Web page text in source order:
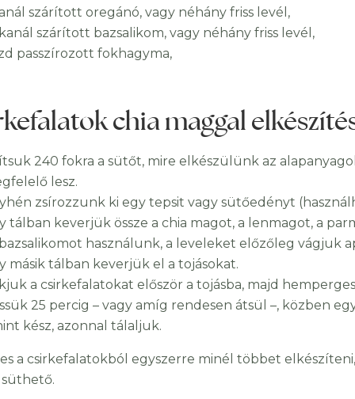
szárított oregánó, vagy néhány friss levél,
szárított bazsalikom, vagy néhány friss levél,
passzírozott fokhagyma,
chia maggal
240 fokra a sütőt, mire elkészülünk az
lesz.
zsírozzunk ki egy tepsit vagy sütőedényt
tálban keverjük össze a chia magot, a lenmagot, a
használunk, a leveleket előzőleg vágjuk
másik tálban keverjük el a tojásokat.
a csirkefalatokat először a tojásba, majd
25 percig – vagy amíg rendesen átsül –, közben
kész, azonnal tálaljuk.
a csirkefalatokból egyszerre minél többet